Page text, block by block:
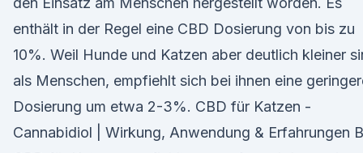
enthält in der Regel eine CBD Dosierung von bis zu
10%. Weil Hunde und Katzen aber deutlich kleiner
als Menschen, empfiehlt sich bei ihnen eine
Dosierung um etwa 2-3%. CBD für Katzen -
Cannabidiol | Wirkung, Anwendung & Erfahrungen